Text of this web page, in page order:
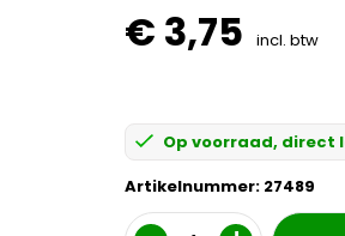
€ 3,75 incl. btw
Op voorraad, direct
Artikelnummer: 27489
Aantal